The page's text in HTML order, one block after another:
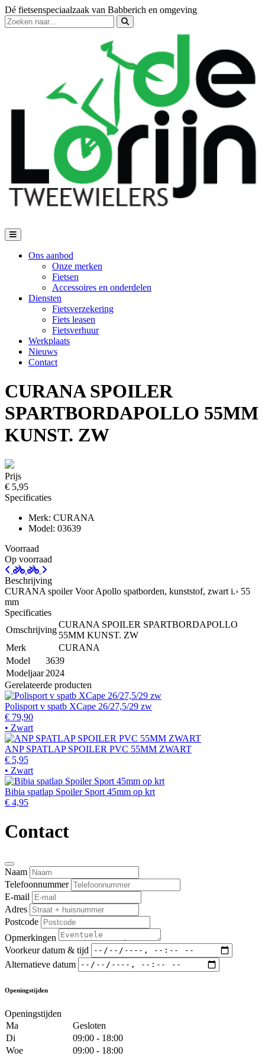
Dé fietsenspeciaalzaak van Babberich en omgeving
Ons aanbod
Onze merken
Fietsen
Accessoires en onderdelen
Diensten
Fietsverzekering
Fiets leasen
Fietsverhuur
Werkplaats
Nieuws
Contact
CURANA SPOILER
SPARTBORDAPOLLO 55MM
KUNST. ZW
Prijs
€ 5,95
Specificaties
Merk: CURANA
Model: 03639
Voorraad
Op voorraad
Beschrijving
CURANA spoiler Voor Apollo spatborden, kunststof, zwart i.› 55
mm
Specificaties
Omschrijving
CURANA SPOILER SPARTBORDAPOLLO
55MM KUNST. ZW
Merk
CURANA
Model
3639
Modeljaar 2024
Gerelateerde producten
Polisport v spatb XCape 26/27,5/29 zw
€ 79,90
• Zwart
ANP SPATLAP SPOILER PVC 55MM ZWART
€ 5,95
• Zwart
Bibia spatlap Spoiler Sport 45mm op krt
€ 4,95
Contact
Naam
Telefoonnummer
E-mail
Adres
Postcode
Opmerkingen
Voorkeur datum & tijd
Alternatieve datum
Openingstijden
Openingstijden
Ma
Gesloten
Di
09:00 - 18:00
Woe
09:00 - 18:00